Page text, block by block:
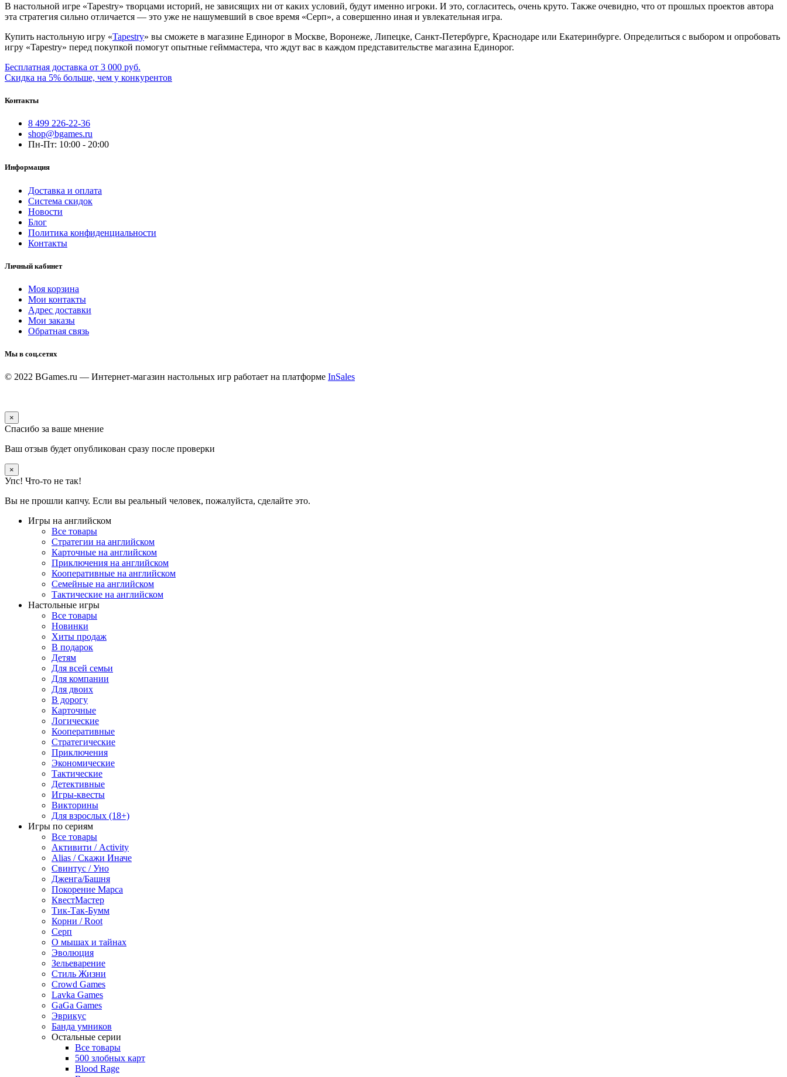
В настольной игре «Tapestry» творцами историй, не зависящих ни от каких условий, будут именно игроки. И это, согласитесь, очень круто. Также очевидно, что от прошлых проектов автора
эта стратегия сильно отличается — это уже не нашумевший в свое время «Серп», а совершенно иная и увлекательная игра.
Купить настольную игру «Tapestry» вы сможете в магазине Единорог в Москве, Воронеже, Липецке, Санкт-Петербурге, Краснодаре или Екатеринбурге. Определиться с выбором и опробовать
игру «Tapestry» перед покупкой помогут опытные гейммастера, что ждут вас в каждом представительстве магазина Единорог.
Бесплатная доставка от 3 000 руб.
Скидка на 5% больше, чем у конкурентов
Контакты
8 499 226-22-36
shop@bgames.ru
Пн-Пт: 10:00 - 20:00
Информация
Доставка и оплата
Система скидок
Новости
Блог
Политика конфиденциальности
Контакты
Личный кабинет
Моя корзина
Мои контакты
Адрес доставки
Мои заказы
Обратная связь
Мы в соц.сетях
© 2022 BGames.ru — Интернет-магазин настольных игр работает на платформе InSales
×
Спасибо за ваше мнение
Ваш отзыв будет опубликован сразу после проверки
×
Упс! Что-то не так!
Вы не прошли капчу. Если вы реальный человек, пожалуйста, сделайте это.
Игры на английском
Все товары
Стратегии на английском
Карточные на английском
Приключения на английском
Кооперативные на английском
Семейные на английском
Тактические на английском
Настольные игры
Все товары
Новинки
Хиты продаж
В подарок
Детям
Для всей семьи
Для компании
Для двоих
В дорогу
Карточные
Логические
Кооперативные
Стратегические
Приключения
Экономические
Тактические
Детективные
Игры-квесты
Викторины
Для взрослых (18+)
Игры по сериям
Все товары
Активити / Activity
Alias / Скажи Иначе
Свинтус / Уно
Дженга/Башня
Покорение Марса
КвестМастер
Тик-Так-Бумм
Корни / Root
Серп
О мышах и тайнах
Эволюция
Зельеварение
Стиль Жизни
Crowd Games
Lavka Games
GaGa Games
Эврикус
Банда умников
Остальные серии
Все товары
500 злобных карт
Blood Rage